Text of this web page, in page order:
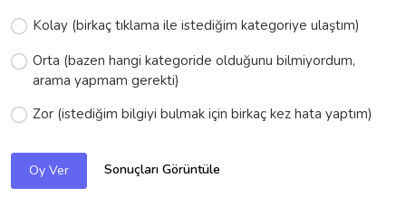
Kolay (birkaç tıklama ile istediğim kategoriye ulaştım)
Orta (bazen hangi kategoride olduğunu bilmiyordum,
arama yapmam gerekti)
Zor (istediğim bilgiyi bulmak için birkaç kez hata yaptım)
Oy Ver Sonuçları Görüntüle